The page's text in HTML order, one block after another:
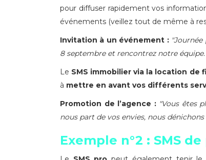
pour diffuser rapidement vos
événements (veillez tout de même à
Invitation à un événement :
8 septembre et rencontrez notre
Le SMS immobilier via la location de
à mettre en avant vos différents
Promotion de l’agence : "Vous êtes
nous part de vos envies, nous dénichons
Exemple n°2 : SMS